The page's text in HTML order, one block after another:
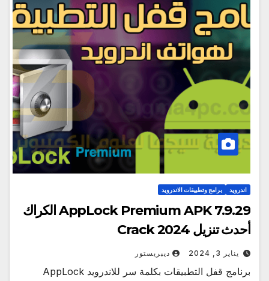
اندرويد برامج وتطبيقات الاندرويد
AppLock Premium APK 7.9.29 الكراك
أحدث تنزيل Crack 2024
يناير 3, 2024 ديبريستور
برنامج قفل التطبيقات بكلمة سر للاندرويد AppLock